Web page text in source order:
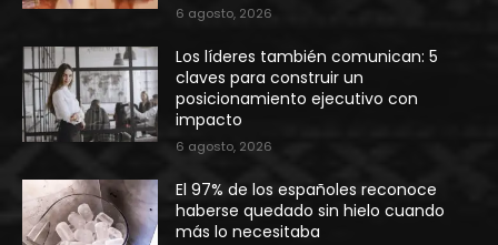
6 agosto, 2026
Los líderes también comunican: 5
claves para construir un
posicionamiento ejecutivo con
impacto
6 agosto, 2026
El 97% de los españoles reconoce
haberse quedado sin hielo cuando
más lo necesitaba